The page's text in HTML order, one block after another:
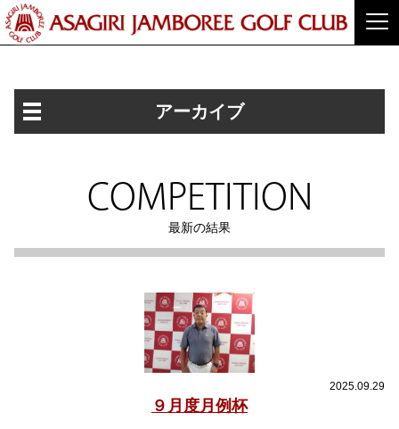
アーカイブ
COMPETITION
最新の結果
2025.09.29
９月度月例杯